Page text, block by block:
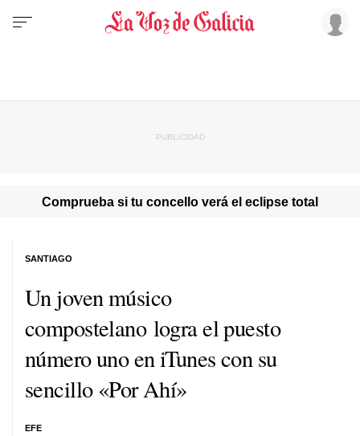
Comprueba si tu concello verá el eclipse total
Un joven músico
compostelano logra el puesto
número uno en iTunes con su
sencillo «Por Ahí»
EFE
SANTIAGO